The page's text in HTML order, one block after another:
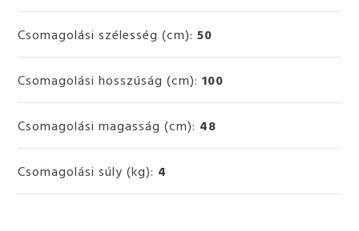
Csomagolási szélesség (cm):50
Csomagolási hosszúság (cm):100
Csomagolási magasság (cm): 48
Csomagolási súly (kg): 4